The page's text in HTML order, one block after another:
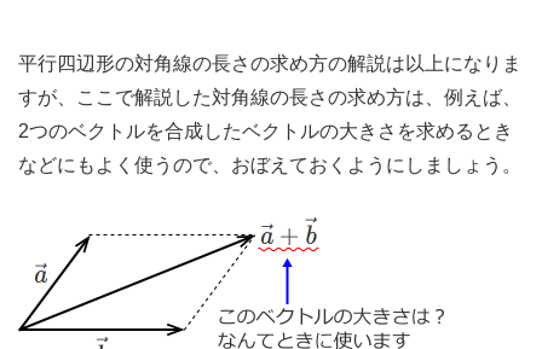
平行四辺形の対角線の長さの求め方の解説は以上になりま
すが、ここで解説した対角線の長さの求め方は、例えば、
2つのベクトルを合成したベクトルの大きさを求めるとき
などにもよく使うので、おぼえておくようにしましょう。